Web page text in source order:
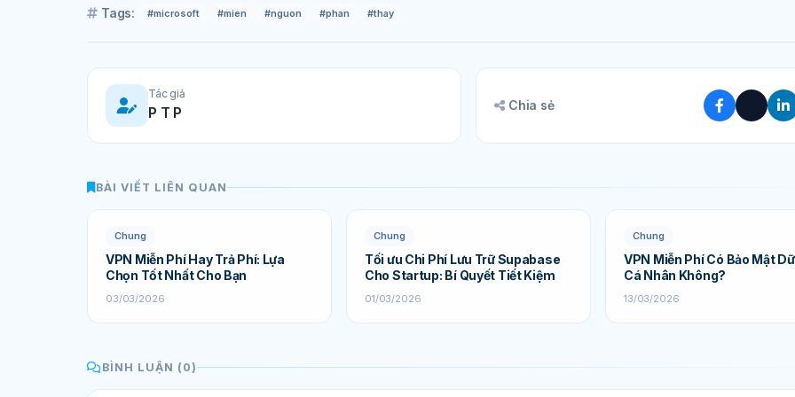
Tags: #microsoft #mien #nguon #phan #thay
Tác giả
P T P Chia sẻ
BÀI VIẾT LIÊN QUAN
Chung
VPN Miễn Phí Hay Trả Phí: Lựa
Chọn Tốt Nhất Cho Bạn
03/03/2026
Chung
Tối ưu Chi Phí Lưu Trữ Supabase
Cho Startup: Bí Quyết Tiết Kiệm
01/03/2026
Chung
VPN Miễn Phí Có Bảo Mật
Cá Nhân Không?
13/03/2026
BÌNH LUẬN (0)